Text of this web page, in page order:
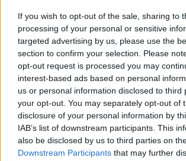
If you wish to opt-out of the sale, sharing to
processing of your personal or sensitive
targeted advertising by us, please use the
section to confirm your selection. Please
opt-out request is processed you may
interest-based ads based on personal
us or personal information disclosed to third
your opt-out. You may separately opt-out of
disclosure of your personal information by
IAB’s list of downstream participants. This
also be disclosed by us to third parties on
Downstream Participants that may further
Νίκα κάνουν διακοπές με
με τα δύο παιδιά τους
2Η Άννα Βίσση ξετρελάθηκε
έπαιζε Τσιτσάνη στο
πρότεινε συνεργασία
3Θρήνος για τον Λιονέλ Μέσι
πατέρας του, Χόρχε
4Ελίζαμπεθ Ελέτσι και
πήγαν στον Άγιο Νεκτάριο
πάρουν την ευχή για τον γιο
5Τζο Μπάιντεν: «Ο καρκίνος